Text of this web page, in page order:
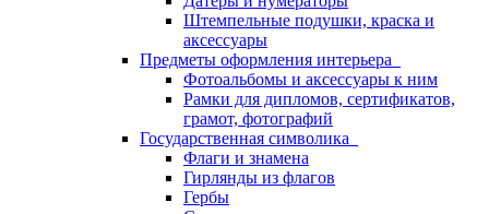
Штемпельные подушки, краска и
аксессуары
Предметы оформления интерьера
Фотоальбомы и аксессуары к ним
Рамки для дипломов, сертификатов,
грамот, фотографий
Государственная символика
Флаги и знамена
Гирлянды из флагов
Гербы